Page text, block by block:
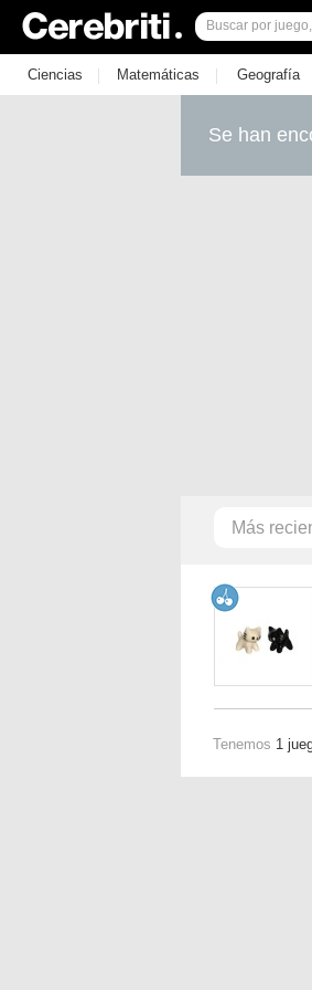
Ciencias | Matemáticas | Geografía
Se han
Más
Tenemos 1